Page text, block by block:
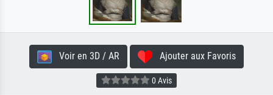
Voir en 3D / AR Ajouter aux Favoris
0 Avis